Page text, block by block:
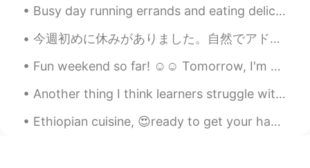
AR JP
Crwassa
Miraculous Sign 2020.08.11 20:03
Busy day running errands and eating delicious food. The dogs love car rides. the weather this mor...
今週初めに休みがありました。自然でアドベンチャーしたかったですからタンボリーン山に運転しました。滝がある国立公園が見つけました。降るルートは短いでした。展望台から下方にロックプールをみられました...
Fun weekend so far! ☺☺ Tomorrow, I'm gonna do chores and study 😭😭 これまでのところ楽しい週末でした！ ☺☺明日、家事をして勉...
Another thing I think learners struggle with are verbs. When listening, I think people stop and t...
Ethiopian cuisine, 😍ready to get your hands dirty 😜we usually like almost all the time eat with ...